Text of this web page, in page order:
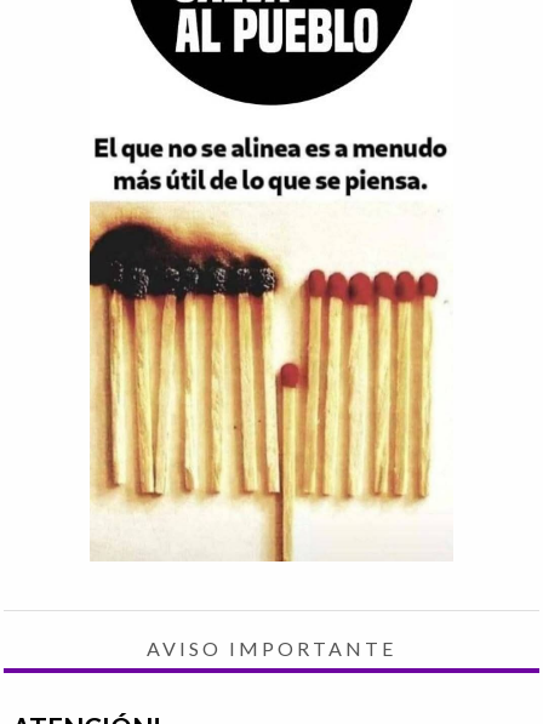
AVISO IMPORTANTE